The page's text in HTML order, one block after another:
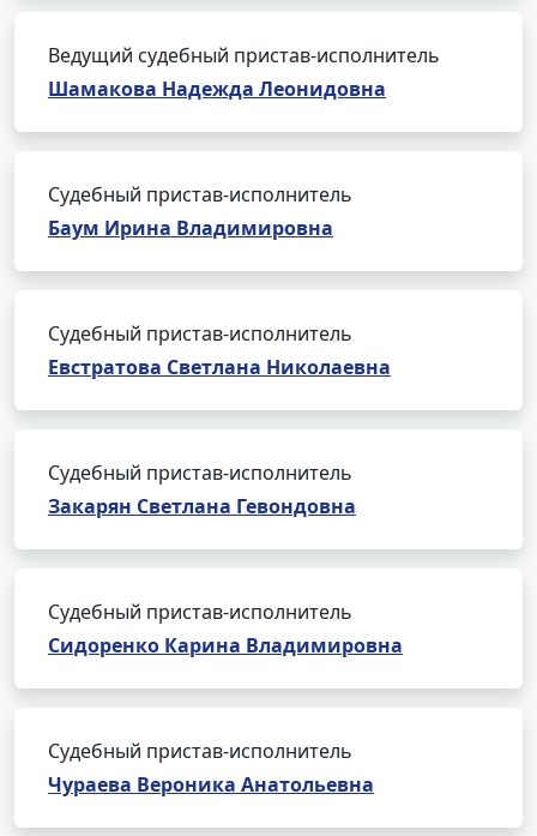
Ведущий судебный пристав-исполнитель
Шамакова Надежда Леонидовна
Судебный пристав-исполнитель
Баум Ирина Владимировна
Судебный пристав-исполнитель
Евстратова Светлана Николаевна
Судебный пристав-исполнитель
Закарян Светлана Гевондовна
Судебный пристав-исполнитель
Сидоренко Карина Владимировна
Судебный пристав-исполнитель
Чураева Вероника Анатольевна